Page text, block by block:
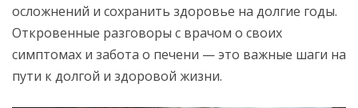
осложнений и сохранить здоровье на долгие годы.
Откровенные разговоры с врачом о своих
симптомах и забота о печени — это важные шаги на
пути к долгой и здоровой жизни.